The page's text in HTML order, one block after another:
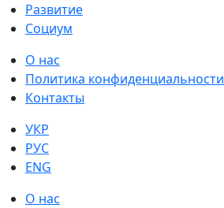
Развитие
Социум
О нас
Политика конфиденциальности
Контакты
УКР
РУС
ENG
О нас